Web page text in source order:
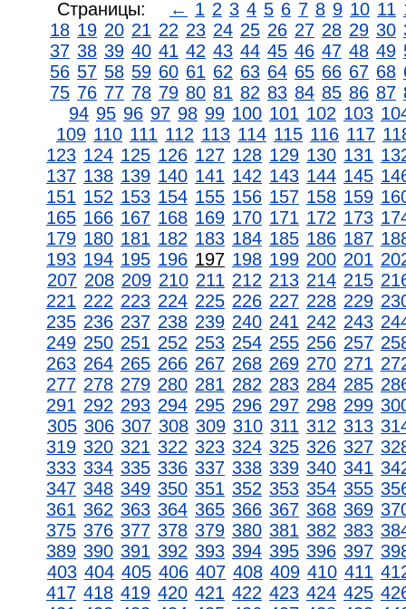
Страницы: ← 1 2 3 4 5 6 7 8 9 10 11
18 19 20 21 22 23 24 25 26 27 28 29 30
37 38 39 40 41 42 43 44 45 46 47 48 49
56 57 58 59 60 61 62 63 64 65 66 67 68
75 76 77 78 79 80 81 82 83 84 85 86 87
94 95 96 97 98 99 100 101 102 103
109 110 111 112 113 114 115 116 117
123 124 125 126 127 128 129 130 131
137 138 139 140 141 142 143 144 145
151 152 153 154 155 156 157 158 159
165 166 167 168 169 170 171 172 173
179 180 181 182 183 184 185 186 187
193 194 195 196 197 198 199 200 201
207 208 209 210 211 212 213 214 215
221 222 223 224 225 226 227 228 229
235 236 237 238 239 240 241 242 243
249 250 251 252 253 254 255 256 257
263 264 265 266 267 268 269 270 271
277 278 279 280 281 282 283 284 285
291 292 293 294 295 296 297 298 299
305 306 307 308 309 310 311 312 313
319 320 321 322 323 324 325 326 327
333 334 335 336 337 338 339 340 341
347 348 349 350 351 352 353 354 355
361 362 363 364 365 366 367 368 369
375 376 377 378 379 380 381 382 383
389 390 391 392 393 394 395 396 397
403 404 405 406 407 408 409 410 411
417 418 419 420 421 422 423 424 425